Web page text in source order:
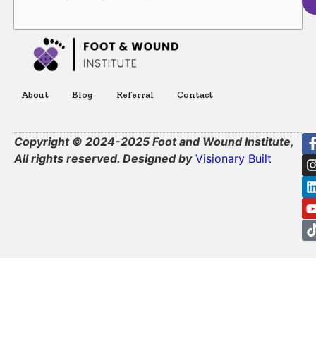
About Blog Referral Contact
Copyright © 2024-2025 Foot and Wound Institute,
All rights reserved. Designed by Visionary Built